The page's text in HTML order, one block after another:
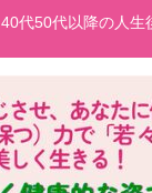
40代50代以降の人生